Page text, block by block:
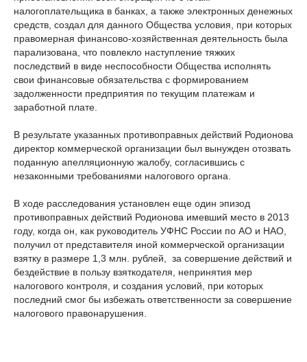
налогоплательщика в банках, а также электронных денежных
средств, создал для данного Общества условия, при которых
правомерная финансово-хозяйственная деятельность была
парализована, что повлекло наступление тяжких
последствий в виде неспособности Общества исполнять
свои финансовые обязательства с формированием
задолженности предприятия по текущим платежам и
заработной плате.
В результате указанных противоправных действий Родионова
директор коммерческой организации был вынужден отозвать
поданную апелляционную жалобу, согласившись с
незаконными требованиями налогового органа.
В ходе расследования установлен еще один эпизод
противоправных действий Родионова имевший место в 2013
году, когда он, как руководитель УФНС России по АО и НАО,
получил от представителя иной коммерческой организации
взятку в размере 1,3 млн. рублей, за совершение действий и
бездействие в пользу взяткодателя, непринятия мер
налогового контроля, и создания условий, при которых
последний смог бы избежать ответственности за совершение
налогового правонарушения.